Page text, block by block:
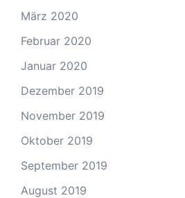
März 2020
Februar 2020
Januar 2020
Dezember 2019
November 2019
Oktober 2019
September 2019
August 2019